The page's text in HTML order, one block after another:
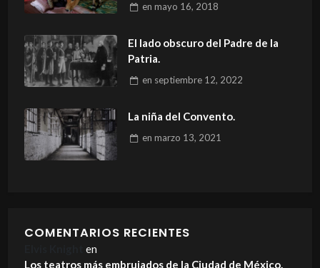
en mayo 16, 2018
El lado obscuro del Padre de la
Patria.
en septiembre 12, 2022
La niña del Convento.
en marzo 13, 2021
COMENTARIOS RECIENTES
en
Los teatros más embrujados de la Ciudad de México.